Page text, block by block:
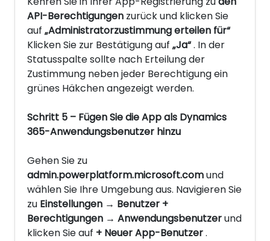
API-Berechtigungen zurück und klicken Sie
auf „Administratorzustimmung erteilen für“
Klicken Sie zur Bestätigung auf „Ja“. In der
Statusspalte sollte nach Erteilung der
Zustimmung neben jeder Berechtigung ein
grünes Häkchen angezeigt werden.
Schritt 5 – Fügen Sie die App als Dynamics
365-Anwendungsbenutzer hinzu
Gehen Sie zu
admin.powerplatform.microsoft.comund
wählen Sie Ihre Umgebung aus. Navigieren Sie
zu Einstellungen → Benutzer +
Berechtigungen → Anwendungsbenutzerund
klicken Sie auf + Neuer App-Benutzer.